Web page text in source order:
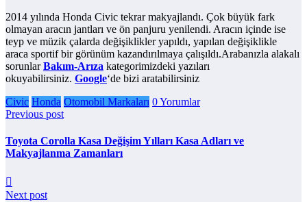
2014 yılında Honda Civic tekrar makyajlandı. Çok büyük fark
olmayan aracın jantları ve ön panjuru yenilendi. Aracın içinde ise
teyp ve müzik çalarda değişiklikler yapıldı, yapılan değişiklikle
araca sportif bir görünüm kazandırılmaya çalışıldı.Arabanızla alakalı
sorunlarBakım-Arıza kategorimizdeki yazıları
okuyabilirsiniz. Google‘de bizi aratabilirsiniz
Civic Honda Otomobil Markaları 0 Yorumlar
Previous post
Toyota Corolla Kasa Değişim Yılları Kasa Adları ve
Makyajlanma Zamanları
Next post